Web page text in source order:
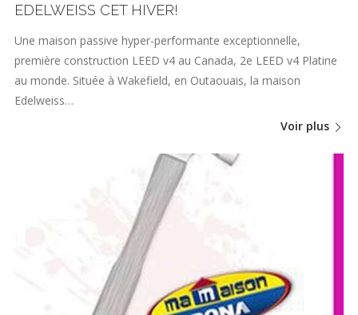
EDELWEISS CET HIVER!
Une maison passive hyper-performante exceptionnelle,
première construction LEED v4 au Canada, 2e LEED v4 Platine
au monde. Située à Wakefield, en Outaouais, la maison
Edelweiss…
Voir plus